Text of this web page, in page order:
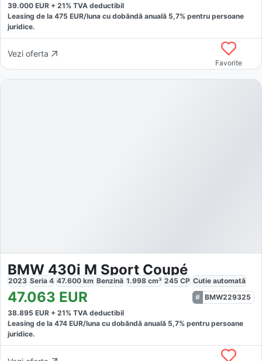
39.000 EUR + 21% TVA deductibil
Leasing de la 475 EUR/luna cu dobăndă anuală 5,7% pentru persoane
juridice.
Vezi oferta
Favorite
BMW 430i M Sport Coupé
2023 Seria 4 47.600 km Benzină 1.998 cm³ 245 CP Cutie automată
47.063 EUR
BMW229325
38.895 EUR + 21% TVA deductibil
Leasing de la 474 EUR/luna cu dobăndă anuală 5,7% pentru persoane
juridice.